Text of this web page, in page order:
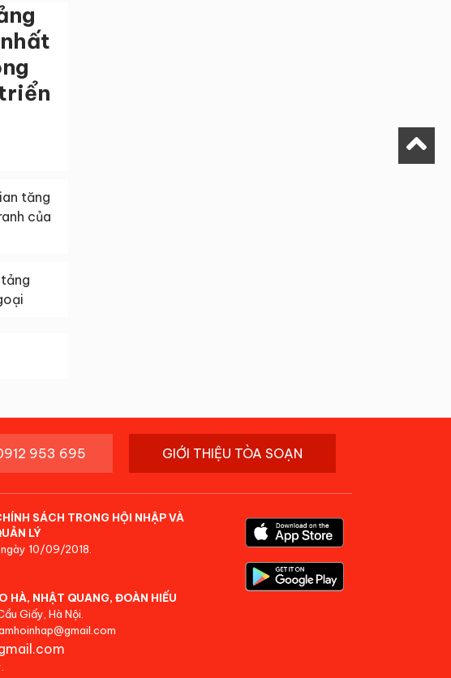
tăng
của
953 695 GIỚI THIỆU TÒA SOẠN
SÁCH TRONG HỘI NHẬP VÀ
LÝ
10/09/2018.
HÀ, NHẬT QUANG, ĐOÀN HIẾU
Giấy, Hà Nội.